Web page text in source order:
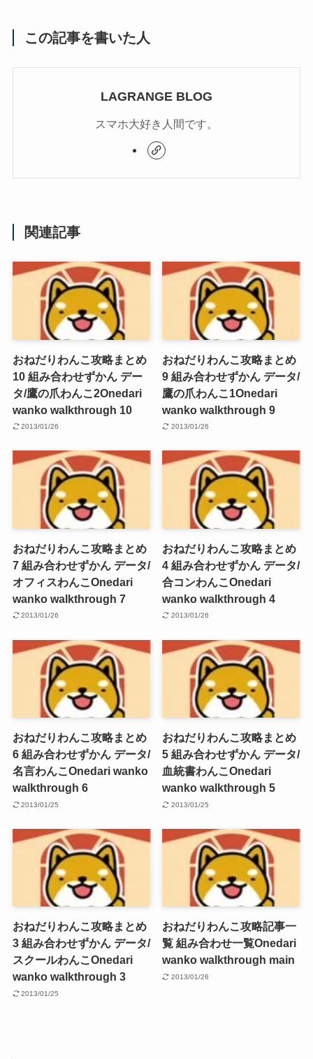
この記事を書いた人
LAGRANGE BLOG
スマホ大好き人間です。
関連記事
おねだりわんこ攻略まとめ
10 組み合わせずかん デー
タ/鷹の爪わんこ2Onedari
wanko walkthrough 10
2013/01/26
おねだりわんこ攻略まとめ
9 組み合わせずかん データ/
鷹の爪わんこ1Onedari
wanko walkthrough 9
2013/01/26
おねだりわんこ攻略まとめ
7 組み合わせずかん データ/
オフィスわんこ Onedari
wanko walkthrough 7
2013/01/26
おねだりわんこ攻略まとめ
4 組み合わせずかん データ/
合コンわんこOnedari
wanko walkthrough 4
2013/01/26
おねだりわんこ攻略まとめ
6 組み合わせずかん データ/
名言わんこ Onedari wanko
walkthrough 6
2013/01/25
おねだりわんこ攻略まとめ
5 組み合わせずかん データ/
血統書わんこOnedari
wanko walkthrough 5
2013/01/25
おねだりわんこ攻略まとめ
3 組み合わせずかん データ/
スクールわんこ Onedari
wanko walkthrough 3
2013/01/25
おねだりわんこ攻略記事一
覧 組み合わせ一覧Onedari
wanko walkthrough main
2013/01/26